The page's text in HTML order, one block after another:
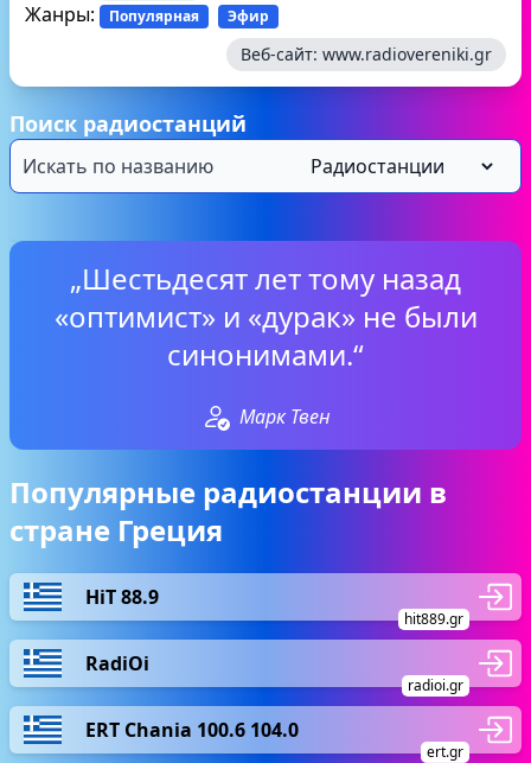
Жанры: Популярная Эфир
Веб-сайт: www.radiovereniki.gr
Поиск радиостанций
„Шестьдесят лет тому назад
«оптимист» и «дурак» не были
синонимами.“
Марк Твен
Популярные радиостанции в
стране Греция
HiT 88.9
hit889.gr
RadiOi
radioi.gr
ERT Chania 100.6 104.0
ert.gr